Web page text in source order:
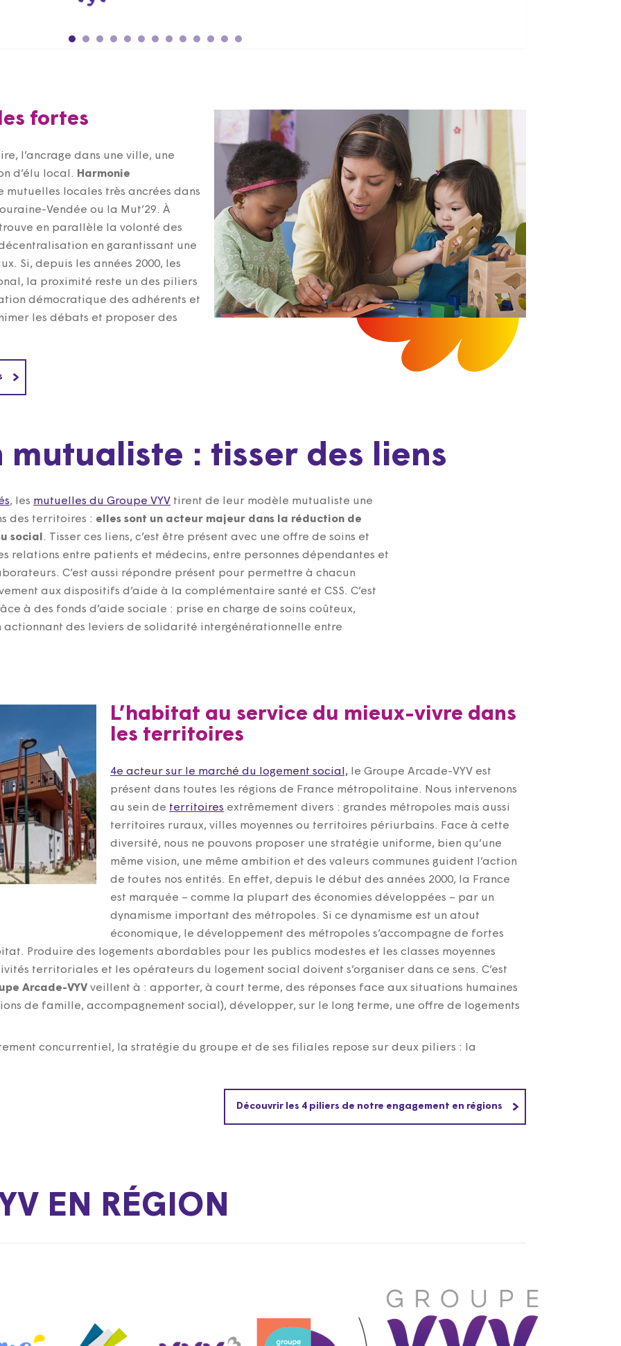
fortes
l’ancrage dans une ville, une
d’élu local. Harmonie
mutuelles locales très ancrées dans
Vendée ou la Mut’29. À
en parallèle la volonté des
en garantissant une
Si, depuis les années 2000, les
la proximité reste un des piliers
démocratique des adhérents et
les débats et proposer des
mutualiste : tisser des liens
, les mutuelles du Groupe VYV tirent de leur modèle mutualiste une
des territoires : elles sont un acteur majeur dans la réduction de
social. Tisser ces liens, c’est être présent avec une offre de soins et
relations entre patients et médecins, entre personnes dépendantes et
C’est aussi répondre présent pour permettre à chacun
aux dispositifs d’aide à la complémentaire santé et CSS. C’est
à des fonds d’aide sociale : prise en charge de soins coûteux,
des leviers de solidarité intergénérationnelle entre
L’habitat au service du mieux-vivre dans
les territoires
4e acteur sur le marché du logement social, le Groupe Arcade-VYV est
présent dans toutes les régions de France métropolitaine. Nous intervenons
au sein de territoires extrêmement divers : grandes métropoles mais aussi
territoires ruraux, villes moyennes ou territoires périurbains. Face à cette
diversité, nous ne pouvons proposer une stratégie uniforme, bien qu’une
même vision, une même ambition et des valeurs communes guident l’action
de toutes nos entités. En effet, depuis le début des années 2000, la France
est marquée – comme la plupart des économies développées – par un
dynamisme important des métropoles. Si ce dynamisme est un atout
économique, le développement des métropoles s’accompagne de fortes
Produire des logements abordables pour les publics modestes et les classes moyennes
territoriales et les opérateurs du logement social doivent s’organiser dans ce sens. C’est
Arcade-VYV veillent à : apporter, à court terme, des réponses face aux situations humaines
de famille, accompagnement social), développer, sur le long terme, une offre de logements
concurrentiel, la stratégie du groupe et de ses filiales repose sur deux piliers : la
Découvrir les 4 piliers de notre engagement en régions
EN RÉGION